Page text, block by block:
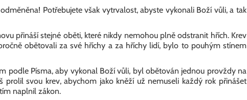
Potřebujete však vytrvalost, abyste vykonali Boží vůli, a tak
přináší stejné oběti, které nikdy nemohou plně odstranit hřích. Krev
obětovali za své hříchy a za hříchy lidí, bylo to pouhým stínem
podle Písma, aby vykonal Boží vůli, byl obětován jednou provždy na
svou krev, abychom jako kněží už nemuseli každý rok přinášet
naplnil zákon.